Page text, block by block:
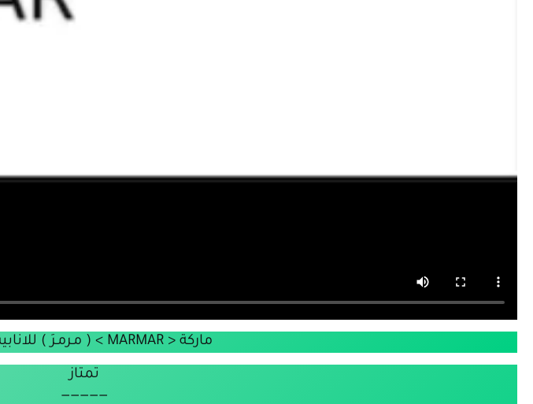
ماركة < MARMAR > ( مـرمـرَ ) للانابيب pp-r
تمتاز
—————